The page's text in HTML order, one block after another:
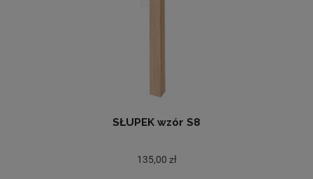
SŁUPEK wzór S8
135,00 zł